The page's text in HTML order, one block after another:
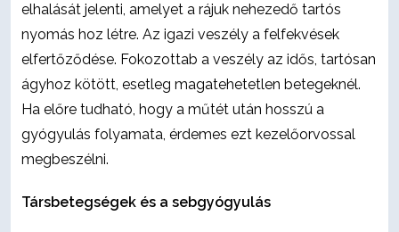
elhalását jelenti, amelyet a rájuk nehezedő tartós
nyomás hoz létre. Az igazi veszély a felfekvések
elfertőződése. Fokozottab a veszély az idős, tartósan
ágyhoz kötött, esetleg magatehetetlen betegeknél.
Ha előre tudható, hogy a műtét után hosszú a
gyógyulás folyamata, érdemes ezt kezelőorvossal
megbeszélni.
Társbetegségek és a sebgyógyulás